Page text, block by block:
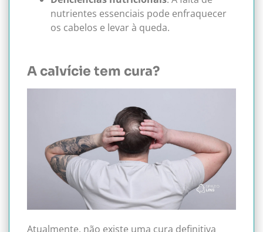
nutrientes essenciais pode enfraquecer
os cabelos e levar à queda.
A calvície tem cura?
Atualmente, não existe uma cura definitiva